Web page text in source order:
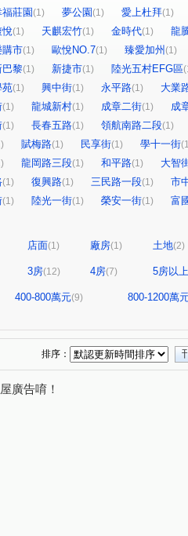
莊園(1) 夢公園(1) 愛上杜拜(1)
悅(1) 天麒宏竹(1) 金時代(1)
龍
購市(1) 歐悅NO.7(1) 臻愛加州 (1)
黎(1) 新捷市(1) 陸光五村EFG區
苑(1) 興中街(1) 永平路(1)
大業
(1) 龍城新村(1) 成章二街(1)
成
(1) 長春五路(1) 領航南路二段(1)
賦梅路(1) 民享街(1) 學十一街
龍岡路三段(1) 和平路(1)
大智
(1) 復興路(1) 三民路一段(1)
市
(1) 陸光一街(1) 榮安一街(1)
富
店面(1) 廠房(1) 土地(2)
3房(12) 4房(7) 5房以上
400-800萬元(9)
800-1200萬
排序：
廣告唷！